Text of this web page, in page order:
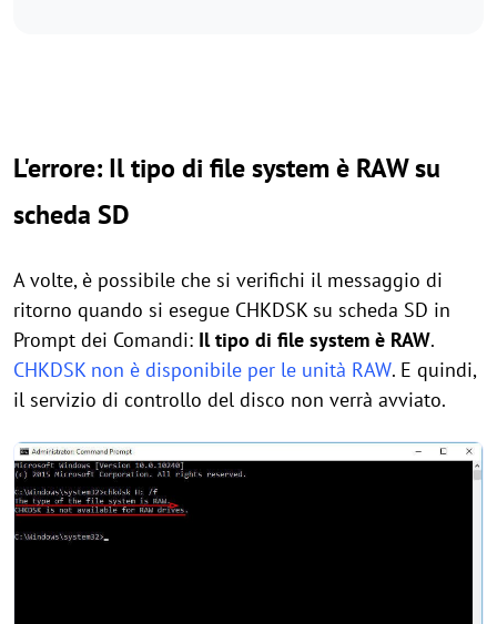
L'errore: Il tipo di file system è RAW su
scheda SD
A volte, è possibile che si verifichi il messaggio di
ritorno quando si esegue CHKDSK su scheda SD in
Prompt dei Comandi: Il tipo di file system è RAW.
CHKDSK non è disponibile per le unità RAW. E quindi,
il servizio di controllo del disco non verrà avviato.